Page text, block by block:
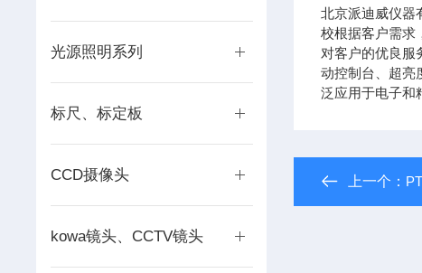
光源照明系列
标尺、标定板
CCD摄像头
kowa镜头、CCTV镜头
北京派迪威仪器
校根据客户需求
对客户的优良服
动控制台、超亮
泛应用于电子和
上一个：